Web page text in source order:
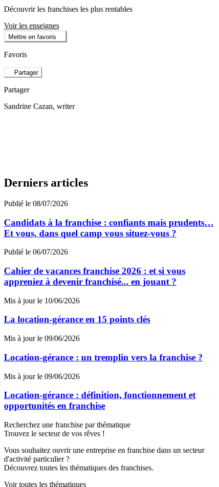
Découvrir les franchises les plus rentables
Voir les enseignes
Mettre en favoris
Favoris
Partager
Partager
Sandrine Cazan, writer
Derniers articles
Publié le 08/07/2026
Candidats à la franchise : confiants mais prudents…
Et vous, dans quel camp vous situez-vous ?
Publié le 06/07/2026
Cahier de vacances franchise 2026 : et si vous
appreniez à devenir franchisé... en jouant ?
Mis à jour le 10/06/2026
La location-gérance en 15 points clés
Mis à jour le 09/06/2026
Location-gérance : un tremplin vers la franchise ?
Mis à jour le 09/06/2026
Location-gérance : définition, fonctionnement et
opportunités en franchise
Recherchez une franchise par thématique
Trouvez le secteur de vos rêves !
Vous souhaitez ouvrir une entreprise en franchise dans un secteur
d'activité particulier ?
Découvrez toutes les thématiques des franchises.
Voir toutes les thématiques